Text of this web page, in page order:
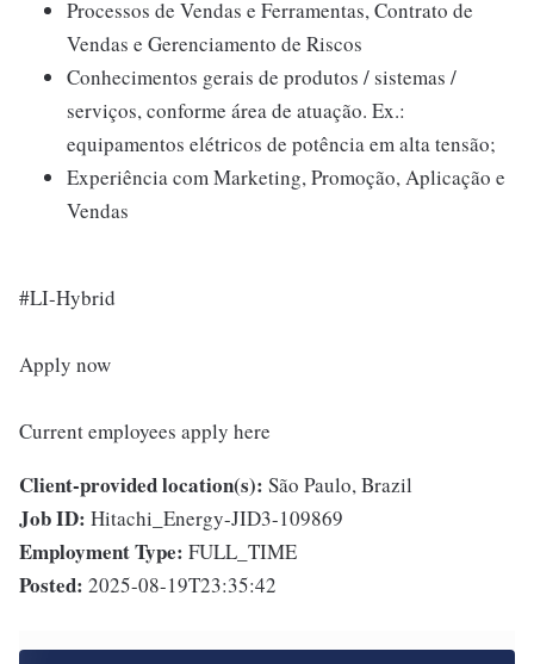
Processos de Vendas e Ferramentas, Contrato de
Vendas e Gerenciamento de Riscos
Conhecimentos gerais de produtos / sistemas /
serviços, conforme área de atuação. Ex.:
equipamentos elétricos de potência em alta tensão;
Experiência com Marketing, Promoção, Aplicação e
Vendas
#LI-Hybrid
Apply now
Current employees apply here
Client-provided location(s): São Paulo, Brazil
Job ID: Hitachi_Energy-JID3-109869
Employment Type: FULL_TIME
Posted: 2025-08-19T23:35:42